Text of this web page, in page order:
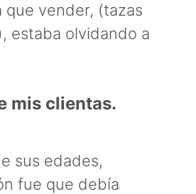
que vender, (tazas
estaba olvidando a
mis clientas.
sus edades,
fue que debía